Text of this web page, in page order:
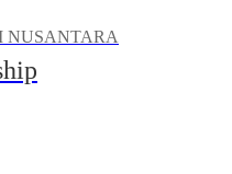
NUSANTARA